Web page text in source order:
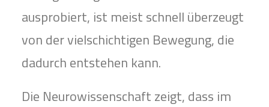
ausprobiert, ist meist schnell überzeugt
von der vielschichtigen Bewegung, die
dadurch entstehen kann.
Die Neurowissenschaft zeigt, dass im